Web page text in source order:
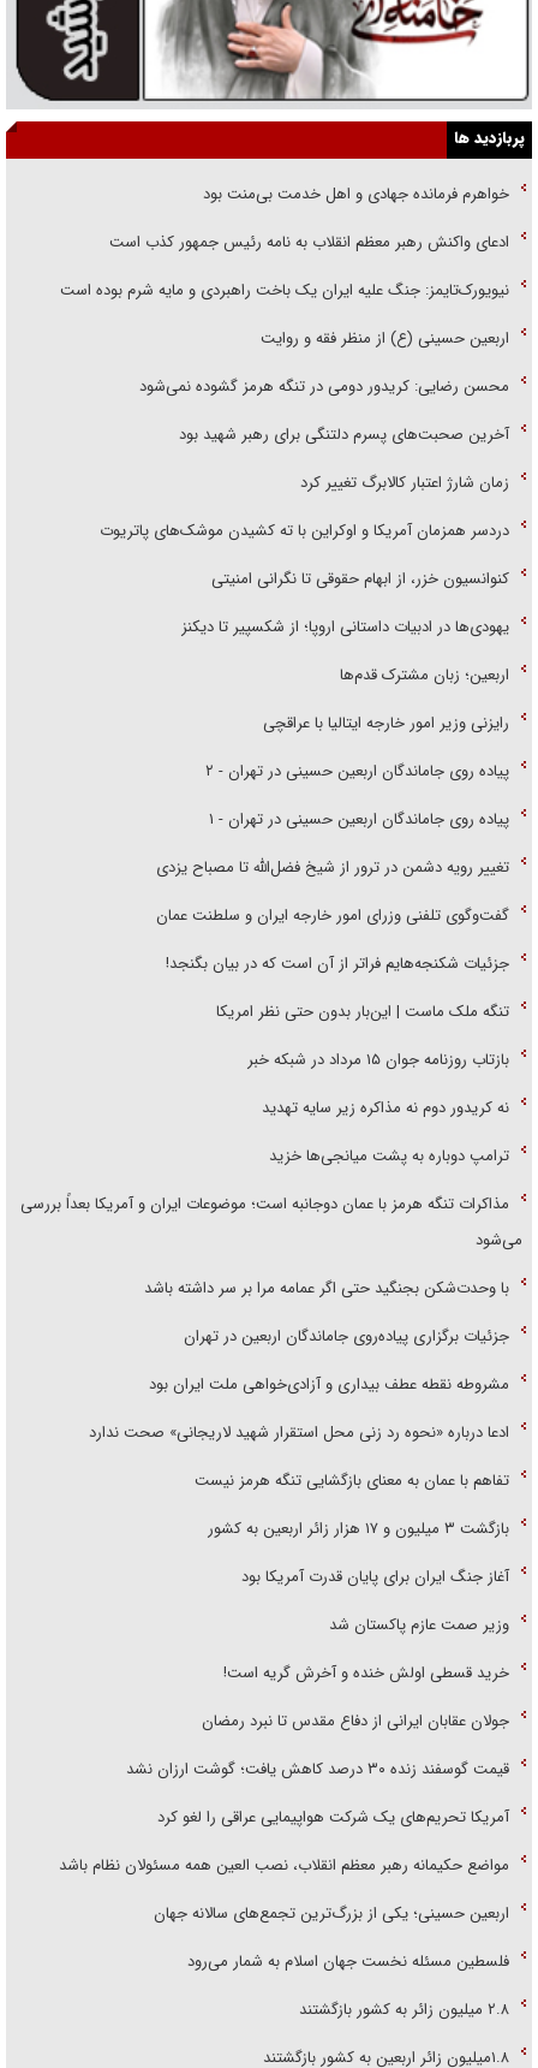
پربازدید ها
خواهرم فرمانده جهادی و اهل خدمت بی‌منت بود
ادعای واکنش رهبر معظم انقلاب به نامه رئیس جمهور کذب است
نیویورک‌تایمز: جنگ علیه ایران یک باخت راهبردی و مایه شرم بوده است
اربعین حسینی (ع) از منظر فقه و روایت
محسن رضایی: کریدور دومی در تنگه هرمز گشوده نمی‌شود
آخرین صحبت‌های پسرم دلتنگی برای رهبر شهید بود
زمان شارژ اعتبار کالابرگ تغییر کرد
دردسر همزمان آمریکا و اوکراین با ته کشیدن موشک‌های پاتریوت
کنوانسیون خزر، از ابهام حقوقی تا نگرانی امنیتی
یهودی‌ها در ادبیات داستانی اروپا؛ از شکسپیر تا دیکنز
اربعین؛ زبان مشترک قدم‌ها
رایزنی وزیر امور خارجه ایتالیا با عراقچی
پیاده روی جاماندگان اربعین حسینی در تهران - ۲
پیاده روی جاماندگان اربعین حسینی در تهران - ۱
تغییر رویه دشمن در ترور از شیخ فضل‌الله تا مصباح یزدی
گفت‌وگوی تلفنی وزرای امور خارجه ایران و سلطنت عمان
جزئیات شکنجه‌هایم فراتر از آن است که در بیان بگنجد!
تنگه ملک ماست | این‌بار بدون حتی نظر امریکا
بازتاب روزنامه جوان ۱۵ مرداد در شبکه خبر
نه کریدور دوم نه مذاکره زیر سایه تهدید
ترامپ دوباره به پشت میانجی‌ها خزید
مذاکرات تنگه هرمز با عمان دوجانبه است؛ موضوعات ایران و آمریکا بعداً بررسی
می‌شود
با وحدت‌شکن بجنگید حتی اگر عمامه مرا بر سر داشته باشد
جزئیات برگزاری پیاده‌روی جاماندگان اربعین در تهران
مشروطه نقطه عطف بیداری و آزادی‌خواهی ملت ایران بود
ادعا درباره «نحوه رد زنی محل استقرار شهید لاریجانی» صحت ندارد
تفاهم با عمان به معنای بازگشایی تنگه هرمز نیست
بازگشت ۳ میلیون و ۱۷ هزار زائر اربعین به کشور
آغاز جنگ ایران برای پایان قدرت آمریکا بود
وزیر صمت عازم پاکستان شد
خرید قسطی اولش خنده و آخرش گریه است!
جولان عقابان ایرانی از دفاع مقدس تا نبرد رمضان
قیمت گوسفند زنده ۳۰ درصد کاهش یافت؛ گوشت ارزان نشد
آمریکا تحریم‌های یک شرکت هواپیمایی عراقی را لغو کرد
مواضع حکیمانه رهبر معظم انقلاب، نصب العین همه مسئولان نظام باشد
اربعین حسینی؛ یکی از بزرگ‌ترین تجمع‌های سالانه جهان
فلسطین مسئله نخست جهان اسلام به شمار می‌رود
۲.۸ میلیون زائر به کشور بازگشتند
۱.۸میلیون زائر اربعین به کشور بازگشتند